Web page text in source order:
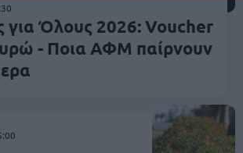
για Όλους 2026: Voucher
- Ποια ΑΦΜ παίρνουν